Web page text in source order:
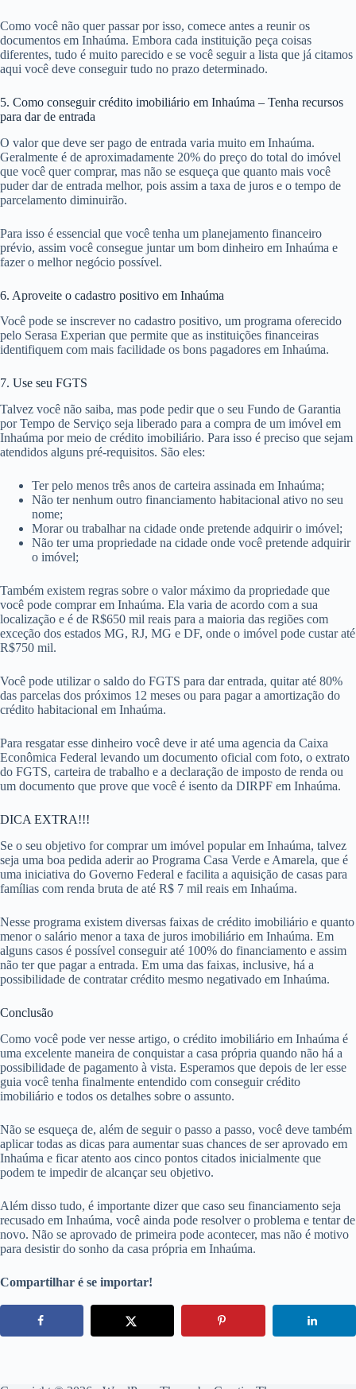
Como você não quer passar por isso, comece antes a reunir os
documentos em Inhaúma. Embora cada instituição peça coisas
diferentes, tudo é muito parecido e se você seguir a lista que já citamos
aqui você deve conseguir tudo no prazo determinado.
5. Como conseguir crédito imobiliário em Inhaúma – Tenha recursos
para dar de entrada
O valor que deve ser pago de entrada varia muito em Inhaúma.
Geralmente é de aproximadamente 20% do preço do total do imóvel
que você quer comprar, mas não se esqueça que quanto mais você
puder dar de entrada melhor, pois assim a taxa de juros e o tempo de
parcelamento diminuirão.
Para isso é essencial que você tenha um planejamento financeiro
prévio, assim você consegue juntar um bom dinheiro em Inhaúma e
fazer o melhor negócio possível.
6. Aproveite o cadastro positivo em Inhaúma
Você pode se inscrever no cadastro positivo, um programa oferecido
pelo Serasa Experian que permite que as instituições financeiras
identifiquem com mais facilidade os bons pagadores em Inhaúma.
7. Use seu FGTS
Talvez você não saiba, mas pode pedir que o seu Fundo de Garantia
por Tempo de Serviço seja liberado para a compra de um imóvel em
Inhaúma por meio de crédito imobiliário. Para isso é preciso que sejam
atendidos alguns pré-requisitos. São eles:
Ter pelo menos três anos de carteira assinada em Inhaúma;
Não ter nenhum outro financiamento habitacional ativo no seu
nome;
Morar ou trabalhar na cidade onde pretende adquirir o imóvel;
Não ter uma propriedade na cidade onde você pretende adquirir
o imóvel;
Também existem regras sobre o valor máximo da propriedade que
você pode comprar em Inhaúma. Ela varia de acordo com a sua
localização e é de R$650 mil reais para a maioria das regiões com
exceção dos estados MG, RJ, MG e DF, onde o imóvel pode custar até
R$750 mil.
Você pode utilizar o saldo do FGTS para dar entrada, quitar até 80%
das parcelas dos próximos 12 meses ou para pagar a amortização do
crédito habitacional em Inhaúma.
Para resgatar esse dinheiro você deve ir até uma agencia da Caixa
Econômica Federal levando um documento oficial com foto, o extrato
do FGTS, carteira de trabalho e a declaração de imposto de renda ou
um documento que prove que você é isento da DIRPF em Inhaúma.
DICA EXTRA!!!
Se o seu objetivo for comprar um imóvel popular em Inhaúma, talvez
seja uma boa pedida aderir ao Programa Casa Verde e Amarela, que é
uma iniciativa do Governo Federal e facilita a aquisição de casas para
famílias com renda bruta de até R$ 7 mil reais em Inhaúma.
Nesse programa existem diversas faixas de crédito imobiliário e quanto
menor o salário menor a taxa de juros imobiliário em Inhaúma. Em
alguns casos é possível conseguir até 100% do financiamento e assim
não ter que pagar a entrada. Em uma das faixas, inclusive, há a
possibilidade de contratar crédito mesmo negativado em Inhaúma.
Conclusão
Como você pode ver nesse artigo, o crédito imobiliário em Inhaúma é
uma excelente maneira de conquistar a casa própria quando não há a
possibilidade de pagamento à vista. Esperamos que depois de ler esse
guia você tenha finalmente entendido com conseguir crédito
imobiliário e todos os detalhes sobre o assunto.
Não se esqueça de, além de seguir o passo a passo, você deve também
aplicar todas as dicas para aumentar suas chances de ser aprovado em
Inhaúma e ficar atento aos cinco pontos citados inicialmente que
podem te impedir de alcançar seu objetivo.
Além disso tudo, é importante dizer que caso seu financiamento seja
recusado em Inhaúma, você ainda pode resolver o problema e tentar de
novo. Não se aprovado de primeira pode acontecer, mas não é motivo
para desistir do sonho da casa própria em Inhaúma.
Compartilhar é se importar!